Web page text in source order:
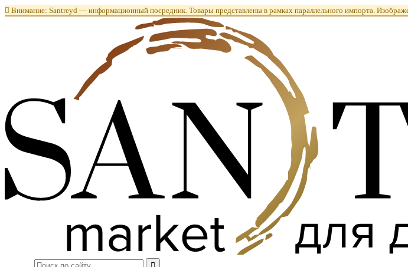
 Внимание: Santreyd — информационный посредник. Товары представлены в рамках параллельного импорта.